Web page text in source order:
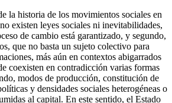
la historia de los movimientos sociales en
existen leyes sociales ni inevitabilidades,
de cambio está garantizado, y segundo,
que no basta un sujeto colectivo para
más aún en contextos abigarrados
coexisten en contradicción varias formas
modos de producción, constitución de
y densidades sociales heterogéneas o
al capital. En este sentido, el Estado